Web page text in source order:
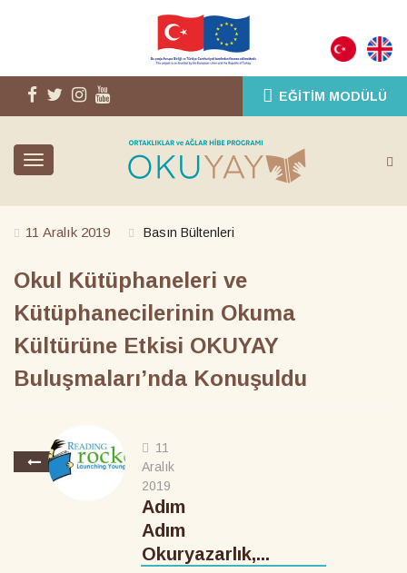
EĞITIM MODÜLÜ
Toggle
11 Aralık 2019 Basın Bültenleri
Okul Kütüphaneleri ve
Kütüphanecilerinin Okuma
Kültürüne Etkisi OKUYAY
Buluşmaları’nda Konuşuldu
11
Aralık
2019
Adım
Adım
Okuryazarlık,...